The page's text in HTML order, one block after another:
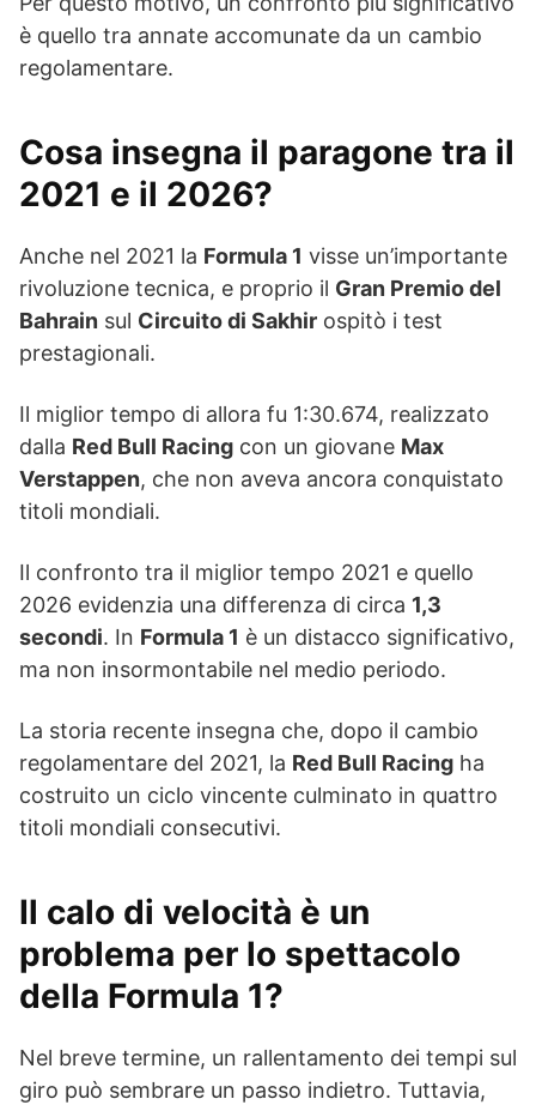
è quello tra annate accomunate da un cambio
regolamentare.
Cosa insegna il paragone tra il
2021 e il 2026?
Anche nel 2021 la Formula 1 visse un’importante
rivoluzione tecnica, e proprio il Gran Premio del
Bahrain sul Circuito di Sakhir ospitò i test
prestagionali.
Il miglior tempo di allora fu 1:30.674, realizzato
dalla Red Bull Racing con un giovane Max
Verstappen, che non aveva ancora conquistato
titoli mondiali.
Il confronto tra il miglior tempo 2021 e quello
2026 evidenzia una differenza di circa 1,3
secondi. In Formula 1 è un distacco significativo,
ma non insormontabile nel medio periodo.
La storia recente insegna che, dopo il cambio
regolamentare del 2021, la Red Bull Racing ha
costruito un ciclo vincente culminato in quattro
titoli mondiali consecutivi.
Il calo di velocità è un
problema per lo spettacolo
della Formula 1?
Nel breve termine, un rallentamento dei tempi sul
giro può sembrare un passo indietro. Tuttavia,